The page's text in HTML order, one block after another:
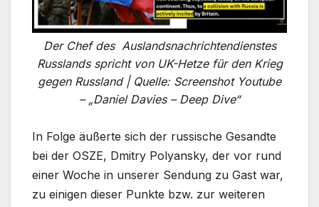
Der Chef des Auslandsnachrichtendienstes
Russlands spricht von UK-Hetze für den Krieg
gegen Russland | Quelle: Screenshot Youtube
– „Daniel Davies – Deep Dive“
In Folge äußerte sich der russische Gesandte
bei der OSZE, Dmitry Polyansky, der vor rund
einer Woche in unserer Sendung zu Gast war,
zu einigen dieser Punkte bzw. zur weiteren